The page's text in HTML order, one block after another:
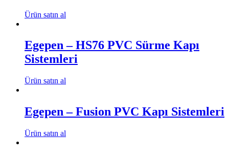
Ürün satın al
Egepen – HS76 PVC Sürme Kapı
Sistemleri
Ürün satın al
Egepen – Fusion PVC Kapı Sistemleri
Ürün satın al